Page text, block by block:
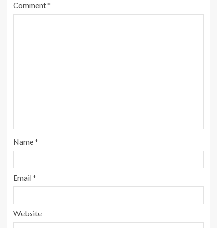
Comment*
Name*
Email*
Website